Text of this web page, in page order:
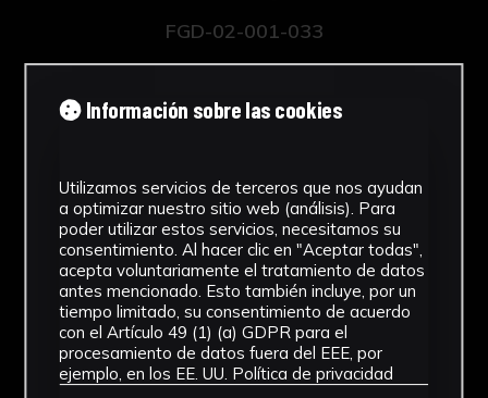
FGD-02-001-033
Obra Gráfica
1985
Técnica
Impresión
Ubicación
Laboratorio de Investigación
Información sobre las cookies
Utilizamos servicios de terceros que nos ayudan
a optimizar nuestro sitio web (análisis). Para
poder utilizar estos servicios, necesitamos su
consentimiento. Al hacer clic en "Aceptar todas",
acepta voluntariamente el tratamiento de datos
antes mencionado. Esto también incluye, por un
tiempo limitado, su consentimiento de acuerdo
con el Artículo 49 (1) (a) GDPR para el
procesamiento de datos fuera del EEE, por
ejemplo, en los EE. UU. Política de privacidad